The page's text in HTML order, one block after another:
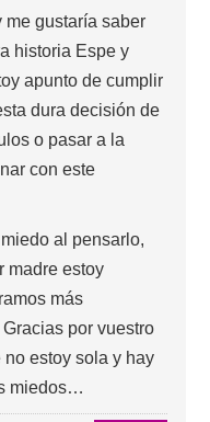
me gustaría saber
historia Espe y
apunto de cumplir
dura decisión de
o pasar a la
con este
al pensarlo,
madre estoy
más
por vuestro
estoy sola y hay
miedos…